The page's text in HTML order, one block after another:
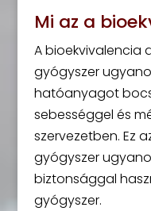
Mi az a
A bioekvivalencia
gyógyszer
hatóanyagot
sebességgel és
szervezetben. Ez
gyógyszer
biztonsággal
gyógyszer.